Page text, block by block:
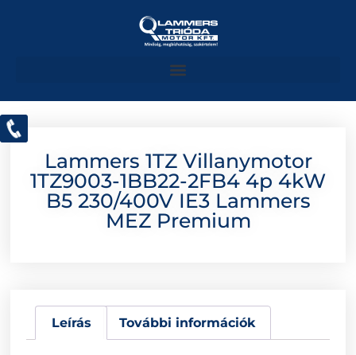
Lammers 1TZ Villanymotor
1TZ9003-1BB22-2FB4 4p 4kW
B5 230/400V IE3 Lammers
MEZ Premium
Leírás További információk